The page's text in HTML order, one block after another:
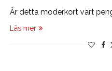
Är detta moderkort värt
Läs mer